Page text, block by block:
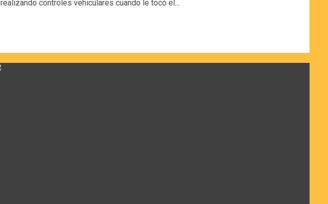
realizando controles vehiculares cuando le tocó el...